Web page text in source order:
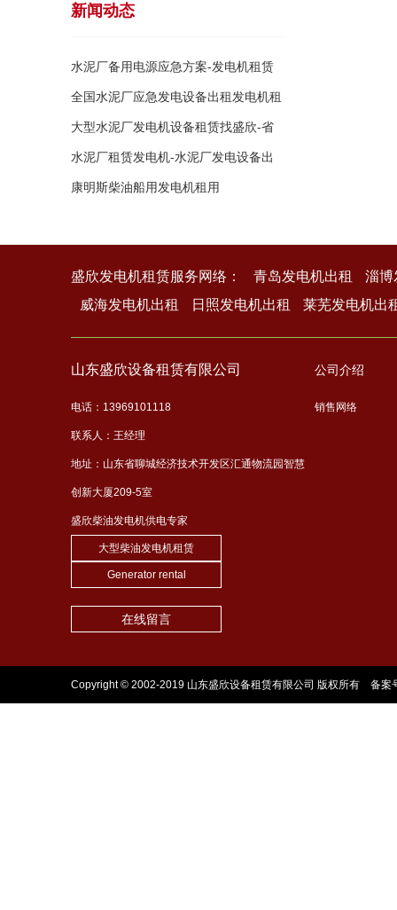
新闻动态
水泥厂备用电源应急方案-发电机租赁
出租
全国水泥厂应急发电设备出租发电机租
赁
大型水泥厂发电机设备租赁找盛欣-省
钱省
水泥厂租赁发电机-水泥厂发电设备出
租租
康明斯柴油船用发电机租用
盛欣发电机租赁服务网络： 青岛发电机出租
淄博
威海发电机出租
日照发电机出租 莱芜发电机出
山东盛欣设备租赁有限公司
电话：13969101118
联系人：王经理
地址：山东省聊城经济技术开发区汇通物流园智慧
创新大厦209-5室
盛欣柴油发电机供电专家
大型柴油发电机租赁
Generator rental
在线留言
公司介绍
销售网络
Copyright © 2002-2019 山东盛欣设备租赁有限公司 版权所有 备案